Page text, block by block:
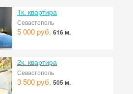
1к. квартира
Севастополь
5 000 руб. 616 м.
2к. квартира
Севастополь
3 500 руб. 505 м.